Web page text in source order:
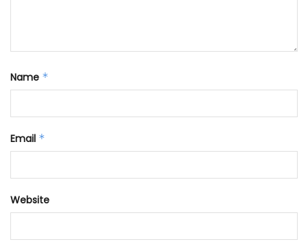
Name *
Email *
Website